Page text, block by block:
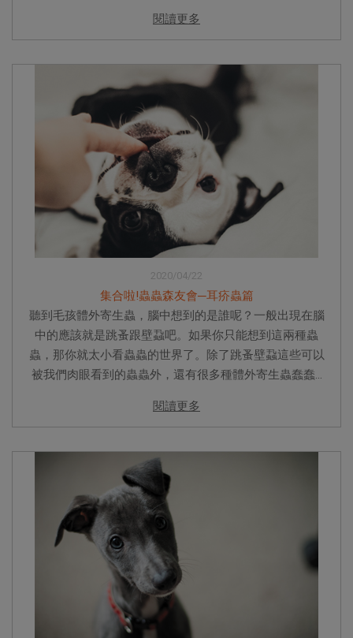
閱讀更多
2020/04/22
集合啦!蟲蟲森友會─耳疥蟲篇
聽到毛孩體外寄生蟲，腦中想到的是誰呢？一般出現在腦
中的應該就是跳蚤跟壁蝨吧。如果你只能想到這兩種蟲
蟲，那你就太小看蟲蟲的世界了。除了跳蚤壁蝨這些可以
被我們肉眼看到的蟲蟲外，還有很多種體外寄生蟲蠢蠢...
閱讀更多